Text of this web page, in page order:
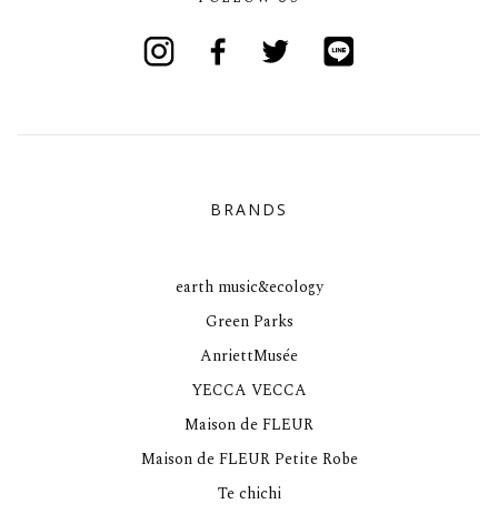
BRANDS
earth music&ecology
Green Parks
AnriettMusée
YECCA VECCA
Maison de FLEUR
Maison de FLEUR Petite Robe
Te chichi